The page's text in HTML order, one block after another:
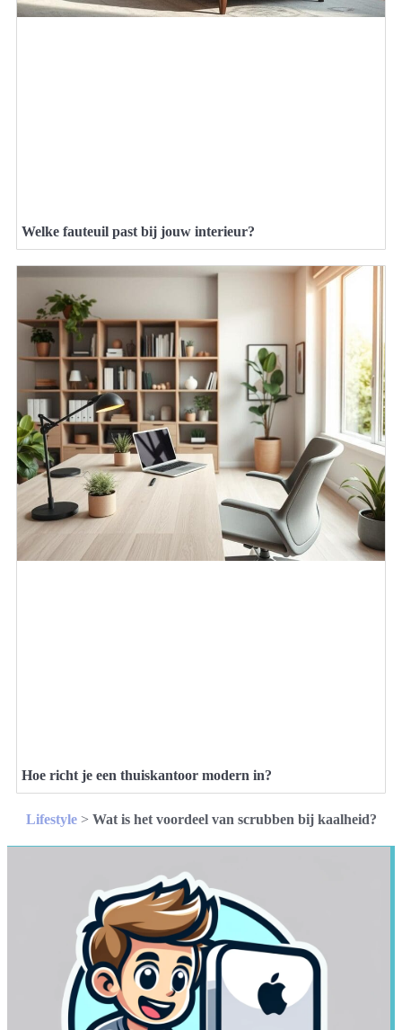
Welke fauteuil past bij jouw interieur?
Hoe richt je een thuiskantoor modern in?
Lifestyle> Wat is het voordeel van scrubben bij kaalheid?